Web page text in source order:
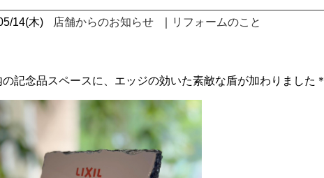
14(木) 店舗からのお知らせ リフォームのこと
の記念品スペースに、エッジの効いた素敵な盾が加わりました＊